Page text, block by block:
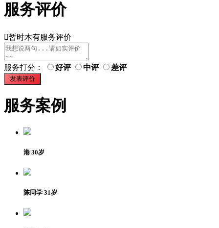
服务评价
暂时木有服务评价
服务打分： 好评 中评 差评
服务案例
港 30岁
陈同学 31岁